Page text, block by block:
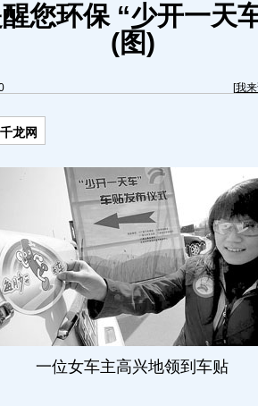
您环保 “少开一天
(图)
[我
龙网
一位女车主高兴地领到车贴